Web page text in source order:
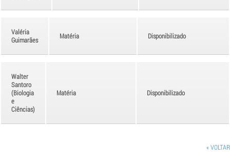
Valéria
Guimarães
Matéria Disponibilizado
Walter
Santoro
(Biologia
e
Ciências)
Matéria Disponibilizado
« VOLTAR